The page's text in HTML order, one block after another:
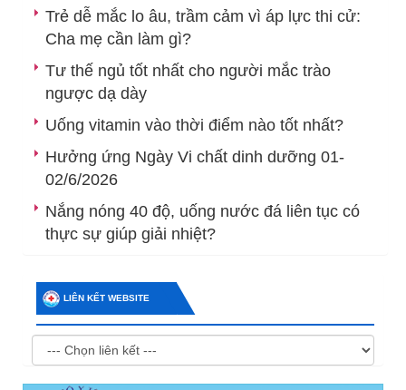
Trẻ dễ mắc lo âu, trầm cảm vì áp lực thi cử:
Cha mẹ cần làm gì?
Tư thế ngủ tốt nhất cho người mắc trào
ngược dạ dày
Uống vitamin vào thời điểm nào tốt nhất?
Hưởng ứng Ngày Vi chất dinh dưỡng 01-
02/6/2026
Nắng nóng 40 độ, uống nước đá liên tục có
thực sự giúp giải nhiệt?
LIÊN KẾT WEBSITE